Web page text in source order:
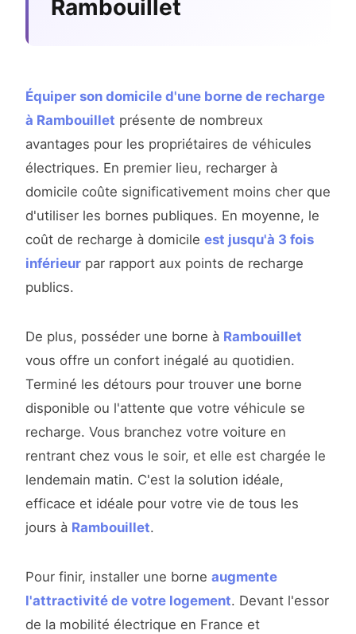
Rambouillet
Équiper son domicile d'une borne de recharge
à Rambouillet présente de nombreux
avantages pour les propriétaires de véhicules
électriques. En premier lieu, recharger à
domicile coûte significativement moins cher que
d'utiliser les bornes publiques. En moyenne, le
coût de recharge à domicile est jusqu'à 3 fois
inférieur par rapport aux points de recharge
publics.
De plus, posséder une borne à Rambouillet
vous offre un confort inégalé au quotidien.
Terminé les détours pour trouver une borne
disponible ou l'attente que votre véhicule se
recharge. Vous branchez votre voiture en
rentrant chez vous le soir, et elle est chargée le
lendemain matin. C'est la solution idéale,
efficace et idéale pour votre vie de tous les
jours à Rambouillet.
Pour finir, installer une borne augmente
l'attractivité de votre logement. Devant l'essor
de la mobilité électrique en France et